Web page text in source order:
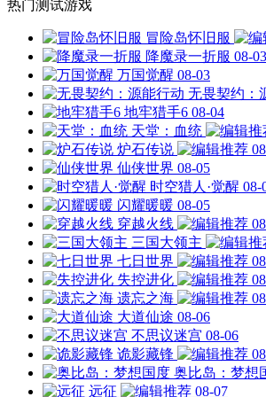
热门测试游戏
冒险岛怀旧服
降魔录一折服 08-03
万国觉醒 08-03
无畏契约：
地牢猎手6 08-04
天堂：血统
炉石传说
仙侠世界 08-05
时空猎人·觉醒 08-
闪耀暖暖 08-05
穿越火线
三国大领主
七日世界
失控进化
遗忘之海
大道仙途 08-06
不思议迷宫 08-06
诡影藏锋
奥比岛：梦想
远征
08-07